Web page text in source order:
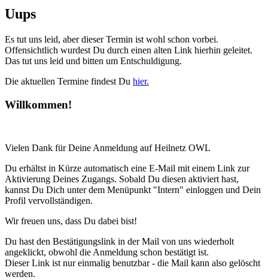
Uups
Es tut uns leid, aber dieser Termin ist wohl schon vorbei.
Offensichtlich wurdest Du durch einen alten Link hierhin geleitet.
Das tut uns leid und bitten um Entschuldigung.
Die aktuellen Termine findest Du hier.
Willkommen!
Vielen Dank für Deine Anmeldung auf Heilnetz OWL
Du erhältst in Kürze automatisch eine E-Mail mit einem Link zur
Aktivierung Deines Zugangs. Sobald Du diesen aktiviert hast,
kannst Du Dich unter dem Menüpunkt "Intern" einloggen und Dein
Profil vervollständigen.
Wir freuen uns, dass Du dabei bist!
Du hast den Bestätigungslink in der Mail von uns wiederholt
angeklickt, obwohl die Anmeldung schon bestätigt ist.
Dieser Link ist nur einmalig benutzbar - die Mail kann also gelöscht
werden.